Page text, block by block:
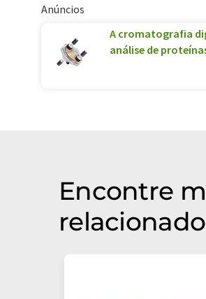
Anúncios
A cromatografia
análise de
Encontre